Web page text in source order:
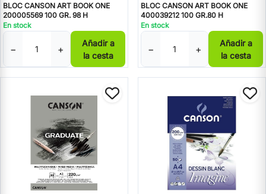
BLOC CANSON ART BOOK ONE
200005569 100 GR. 98 H
En stock
− +
Añadir a
la cesta
BLOC CANSON ART BOOK ONE
400039212 100 GR.80 H
En stock
− +
Añadir a
la cesta